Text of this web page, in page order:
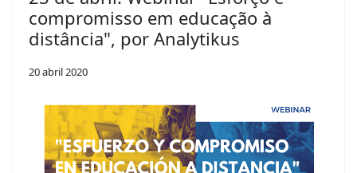
compromisso em educação à
distância", por Analytikus
20 abril 2020